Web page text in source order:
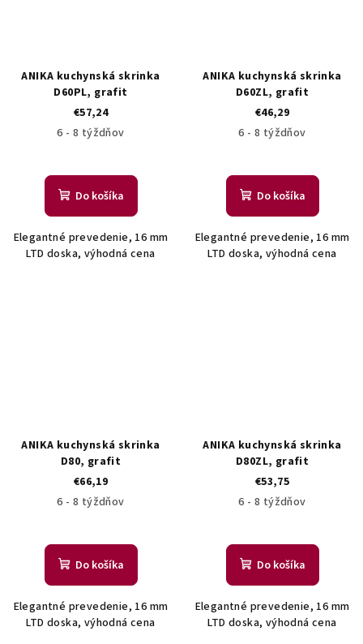
ANIKA kuchynská skrinka
D60PL, grafit
€57,24
6 - 8 týždňov
Do košíka
Elegantné prevedenie, 16 mm
LTD doska, výhodná cena
ANIKA kuchynská skrinka
D60ZL, grafit
€46,29
6 - 8 týždňov
Do košíka
Elegantné prevedenie, 16 mm
LTD doska, výhodná cena
ANIKA kuchynská skrinka
D80, grafit
€66,19
6 - 8 týždňov
Do košíka
Elegantné prevedenie, 16 mm
LTD doska, výhodná cena
ANIKA kuchynská skrinka
D80ZL, grafit
€53,75
6 - 8 týždňov
Do košíka
Elegantné prevedenie, 16 mm
LTD doska, výhodná cena